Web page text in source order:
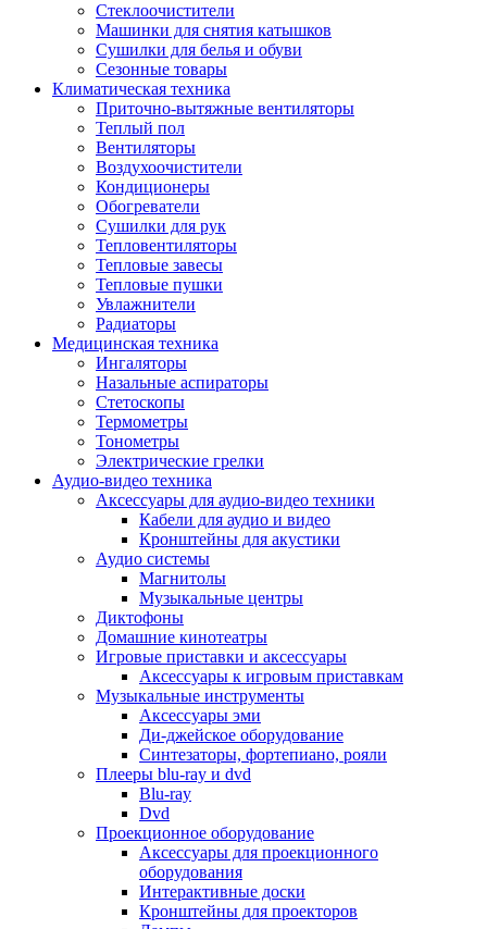
Проекторы
Экраны
Магнитно-маркерные доски
Радиобудильники
Радиоприемники
Саундбары
Системы и компоненты hi-fi
Компоненты hi-fi
Плееры и аксессуары
Плееры
Фото и видеокамеры
Фотоаппараты
Зеркальные фотоаппараты
Экшн-камеры
Аксессуары для фото- видео техники
Штативы
Чехлы и сумки
Другое
Фоторамки
Аксессуары
Для воздухоочистителей и
Для вытяжек
Для климатической техники
Для кофейного оборудования
Для крупной бытовой техники
Для кухонной техники
Для медицинского оборудования
Для микроволновок
Для пылесосов
Для техники по уходу за одеждой
Для техники по уходу за собой
Для фильтров воды
Дополнительные принадлежности
Телевизоры и аксессуары
Телевизоры
Аксессуары для телевизоров
Комплекты спутникового тв
Кронштейны и подставки для тв
Приставки smart box
Стеклоочистители
Машинки для снятия катышков
Сушилки для белья и обуви
Сезонные товары
Климатическая техника
Приточно-вытяжные вентиляторы
Теплый пол
Вентиляторы
Воздухоочистители
Кондиционеры
Обогреватели
Сушилки для рук
Тепловентиляторы
Тепловые завесы
Тепловые пушки
Увлажнители
Радиаторы
Медицинская техника
Ингаляторы
Назальные аспираторы
Стетоскопы
Термометры
Тонометры
Электрические грелки
Аудио-видео техника
Аксессуары для аудио-видео техники
Кабели для аудио и видео
Кронштейны для акустики
Аудио системы
Магнитолы
Музыкальные центры
Диктофоны
Домашние кинотеатры
Игровые приставки и аксессуары
Аксессуары к игровым приставкам
Музыкальные инструменты
Аксессуары эми
Ди-джейское оборудование
Синтезаторы, фортепиано, рояли
Плееры blu-ray и dvd
Blu-ray
Dvd
Проекционное оборудование
Аксессуары для проекционного
оборудования
Интерактивные доски
Кронштейны для проекторов